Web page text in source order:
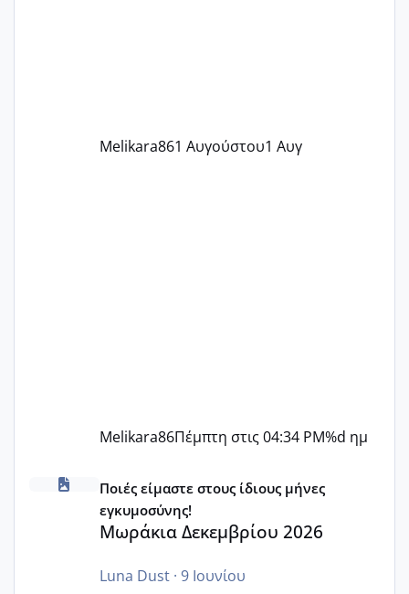
Melikara861 Αυγούστου1 Αυγ
Melikara86Πέμπτη στις 04:34 PM%d ημ
Μωράκια Δεκεμβρίου 2026
Ποιές είμαστε στους ίδιους μήνες
εγκυμοσύνης!
Μωράκια Δεκεμβρίου 2026
Luna Dust· 9 Ιουνίου